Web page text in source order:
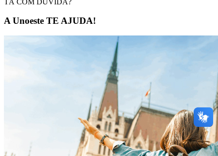
TÁ COM DÚVIDA?
A Unoeste TE AJUDA!